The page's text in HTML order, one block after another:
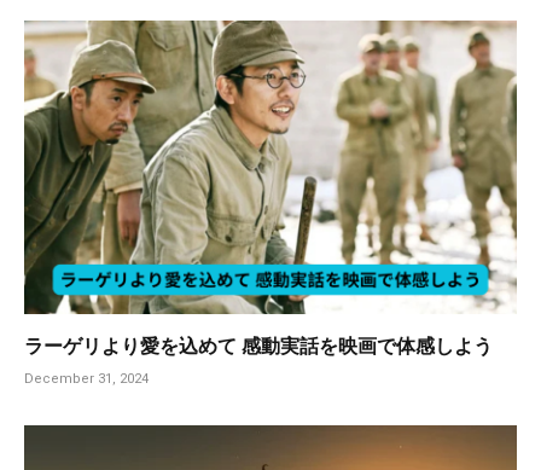
ラーゲリより愛を込めて 感動実話を映画で体感しよう
December 31, 2024